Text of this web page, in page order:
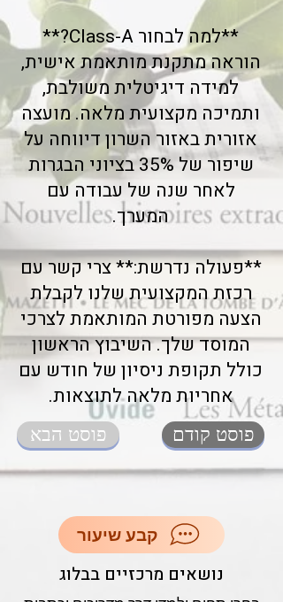
**למה לבחור Class-A?**
הוראה מתקנת מותאמת אישית,
למידה דיגיטלית משולבת,
ותמיכה מקצועית מלאה. מועצה
אזורית באזור השרון דיווחה על
שיפור של 35% בציוני הבגרות
לאחר שנה של עבודה עם
המערך.
**פעולה נדרשת:** צרי קשר עם
רכזת המקצועית שלנו לקבלת
הצעה מפורטת המותאמת לצרכי
המוסד שלך. השיבוץ הראשון
כולל תקופת ניסיון של חודש עם
אחריות מלאה לתוצאות.
פוסט הבא פוסט קודם
קבע שיעור
נושאים מרכזיים בבלוג